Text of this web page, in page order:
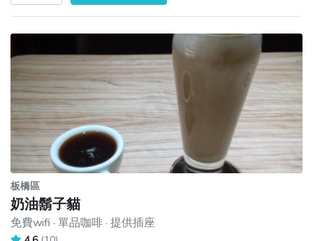
板橋區
奶油鬍子貓
免費wifi · 單品咖啡 · 提供插座